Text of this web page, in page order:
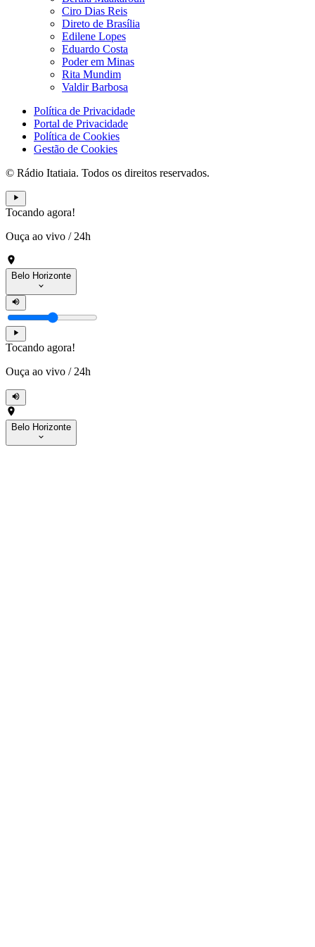
Ciro Dias Reis
Direto de Brasília
Edilene Lopes
Eduardo Costa
Poder em Minas
Rita Mundim
Valdir Barbosa
Política de Privacidade
Portal de Privacidade
Política de Cookies
Gestão de Cookies
© Rádio Itatiaia. Todos os direitos reservados.
Tocando agora!
Ouça ao vivo / 24h
Belo Horizonte
Tocando agora!
Ouça ao vivo / 24h
Belo Horizonte